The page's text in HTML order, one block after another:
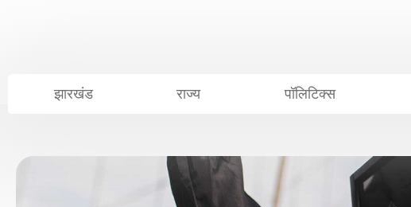
contentझारखंड राज्य पॉलिटिक्स